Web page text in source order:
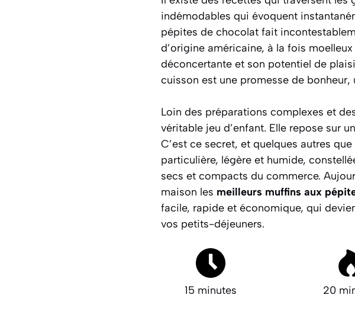
indémodables qui évoquent
pépites de chocolat fait
d’origine américaine, à la fois
déconcertante et son potentiel de
cuisson est une promesse de
Loin des préparations complexes et
véritable jeu d’enfant. Elle repose sur
C’est ce secret, et quelques autres
particulière, légère et humide,
secs et compacts du commerce.
maison les meilleurs muffins aux
facile, rapide et économique, qui
vos petits-déjeuners.
15 minutes 20